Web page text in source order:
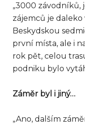
„3000 závodníků,
zájemců je
Beskydskou
první místa, ale i
rok pět, celou
podniku bylo
Záměr byl i jiný…
„Ano, dalším